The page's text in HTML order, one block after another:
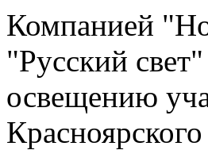
Компанией
"Русский
освещению